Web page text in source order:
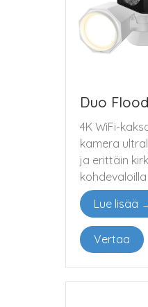
Duo
4K WiFi-
kamera
ja erittäin
kohdevaloilla
Lue lisää
Vertaa